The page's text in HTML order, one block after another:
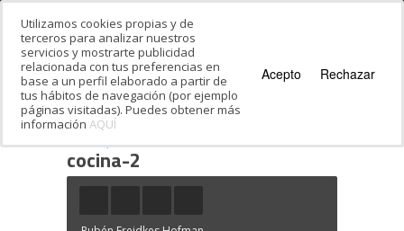
Estás en:
sefardí, ashkenazí o israelí? · cocina-2
cocina-2
Utilizamos cookies propias y de
terceros para analizar nuestros
servicios y mostrarte publicidad
relacionada con tus preferencias en
base a un perfil elaborado a partir de
tus hábitos de navegación (por ejemplo
páginas visitadas). Puedes obtener más
información AQUÍ
Acepto Rechazar